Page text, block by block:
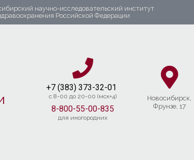
научно-исследовательский институт
Российской Федерации
+7 (383) 373-32-01​
c 8-00 до 20-00 (мск+4)
8-800-55-00-835
для иногородних
Новосибирcк,
Фрунзе, 17